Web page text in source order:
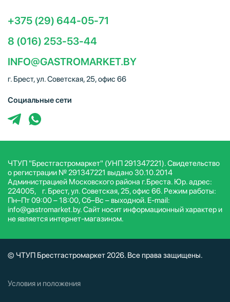
+375 (29) 644-05-71
8 (016) 253-53-44
INFO@GASTROMARKET.BY
г. Брест, ул. Советская, 25, офис 66
Социальные сети
ЧТУП "Брестгастромаркет" (УНП 291347221). Свидетельство
о регистрации № 291347221 выдано 30.10.2014
Администрацией Московского района г.Бреста. Юр. адрес:
224005, г. Брест, ул. Советская, 25, офис 66. Режим работы:
Пн–Пт 09:00 – 18:00, Сб–Вс – выходной. E-mail:
info@gastromarket.by. Сайт носит информационный характер и
не является интернет-магазином.
© ЧТУП Брестгастромаркет 2026. Все права защищены.
Условия и положения